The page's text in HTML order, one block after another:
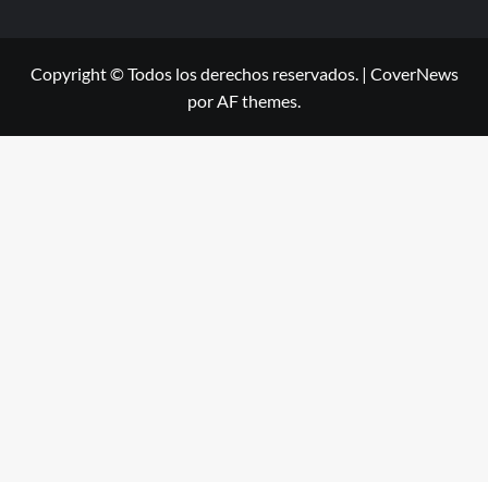
Copyright © Todos los derechos reservados. | CoverNews
por AF themes.